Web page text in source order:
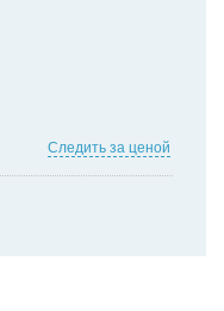
Следить за ценой